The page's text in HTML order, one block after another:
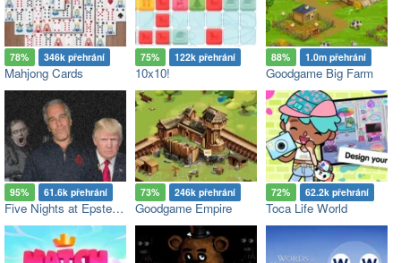
78% 346k přehrání
Mahjong Cards
75% 122k přehrání
10x10!
88% 1.0m přehrání
Goodgame Big Farm
95% 61.6k přehrání
Five Nights at Epstein’s
73% 246k přehrání
Goodgame Empire
72% 62.2k přehrání
Toca Life World